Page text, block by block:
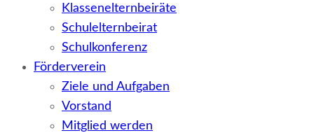
Klassenelternbeiräte
Schulelternbeirat
Schulkonferenz
Förderverein
Ziele und Aufgaben
Vorstand
Mitglied werden